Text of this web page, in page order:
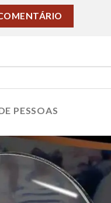
PESSOAS